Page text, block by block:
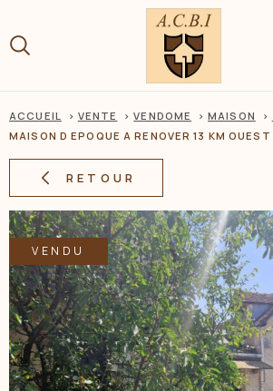
lamenu
contenu
ACCUEIL VENTE VENDOME MAISON
MAISON D EPOQUE A RENOVER 13 KM OUEST
RETOUR
VENDU